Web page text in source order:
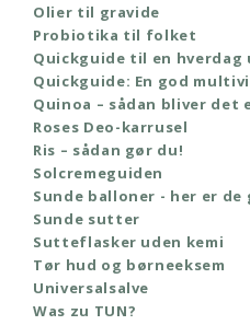
Olier til gravide
Probiotika til folket
Quickguide til en
Quickguide: En god
Quinoa – sådan bliver det
Roses Deo-karrusel
Ris – sådan gør du!
Solcremeguiden
Sunde balloner - her er de
Sunde sutter
Sutteflasker uden kemi
Tør hud og børneeksem
Universalsalve
Was zu TUN?